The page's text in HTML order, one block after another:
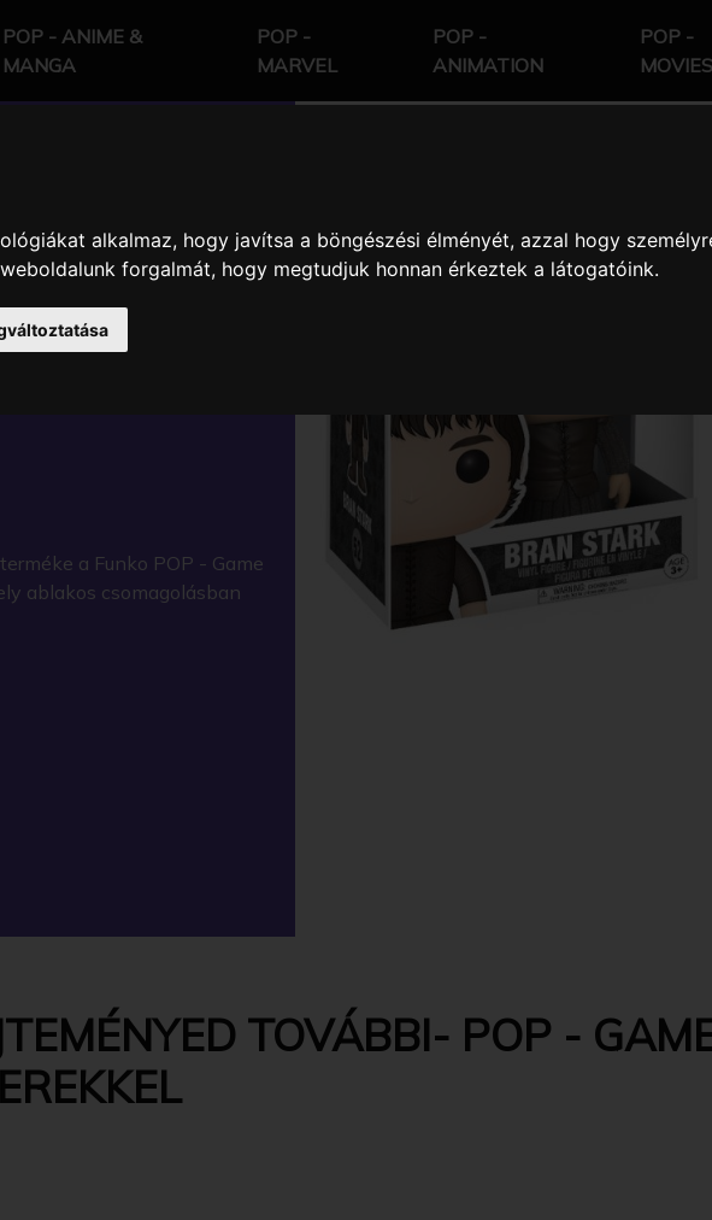
alkalmaz, hogy javítsa a böngészési élményét, azzal hogy
forgalmát, hogy megtudjuk honnan érkeztek a látogatóink.
POP - ANIME &
MANGA
POP -
MARVEL
POP -
ANIMATION
POP -
MOVIES
THRONES
ES
a Funko POP - Game
ablakos csomagolásban
TOVÁBBI- POP -